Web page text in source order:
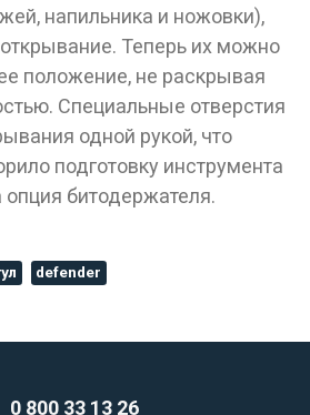
напильника и ножовки),
открывание. Теперь их можно
положение, не раскрывая
Специальные отверстия
одной рукой, что
подготовку инструмента
опция битодержателя.
defender
0 800 33 13 26